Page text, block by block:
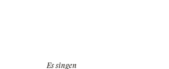
Es singen